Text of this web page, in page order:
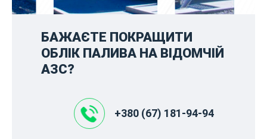
БАЖАЄТЕ ПОКРАЩИТИ
ОБЛІК ПАЛИВА НА ВІДОМЧІЙ
АЗС?
+380 (67) 181-94-94